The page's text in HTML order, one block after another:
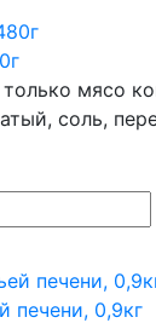
мясо
соль,
печени, 0,9кг